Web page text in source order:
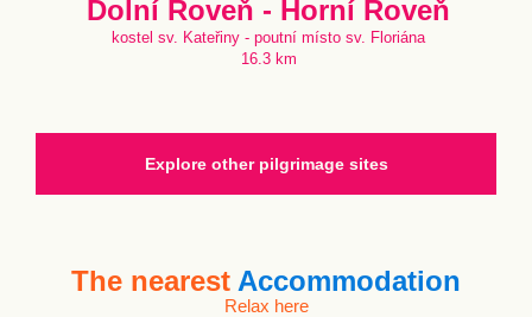
Dolní Roveň - Horní Roveň
kostel sv. Kateřiny - poutní místo sv. Floriána
16.3 km
Explore other pilgrimage sites
The nearest Accommodation
Relax here